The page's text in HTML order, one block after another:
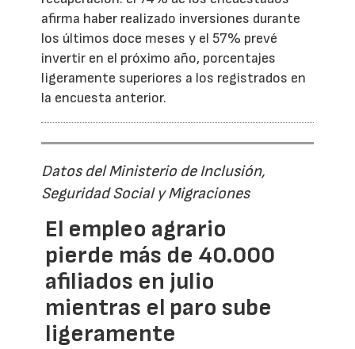
afirma haber realizado inversiones durante
los últimos doce meses y el 57% prevé
invertir en el próximo año, porcentajes
ligeramente superiores a los registrados en
la encuesta anterior.
Datos del Ministerio de Inclusión,
Seguridad Social y Migraciones
El empleo agrario
pierde más de 40.000
afiliados en julio
mientras el paro sube
ligeramente